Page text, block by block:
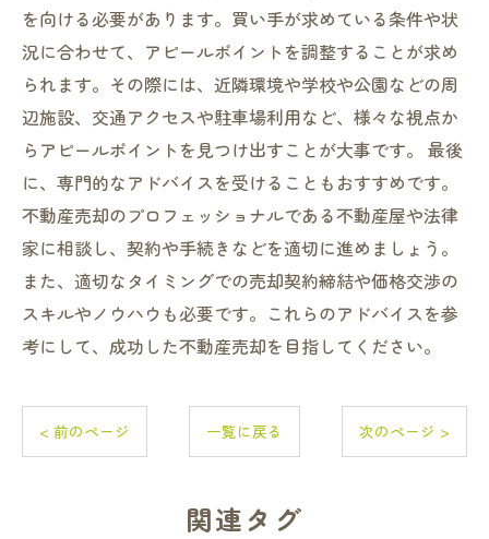
を向ける必要があります。買い手が求めている条件や状
況に合わせて、アピールポイントを調整することが求め
られます。その際には、近隣環境や学校や公園などの周
辺施設、交通アクセスや駐車場利用など、様々な視点か
らアピールポイントを見つけ出すことが大事です。 最後
に、専門的なアドバイスを受けることもおすすめです。
不動産売却のプロフェッショナルである不動産屋や法律
家に相談し、契約や手続きなどを適切に進めましょう。
また、適切なタイミングでの売却契約締結や価格交渉の
スキルやノウハウも必要です。これらのアドバイスを参
考にして、成功した不動産売却を目指してください。
< 前のページ 一覧に戻る 次のページ >
関連タグ